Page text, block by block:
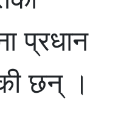
प्रधान
छन् ।